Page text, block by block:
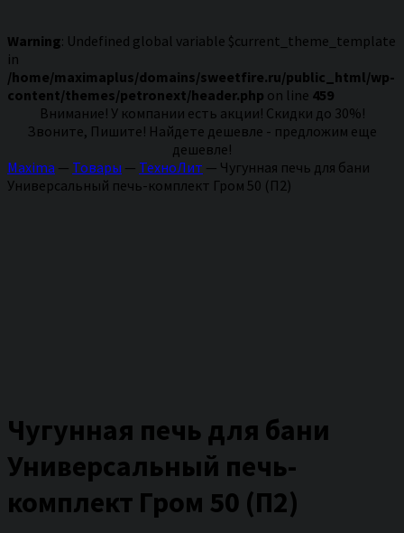
Warning: Undefined global variable $current_theme_template
in
/home/maximaplus/domains/sweetfire.ru/public_html/wp-
content/themes/petronext/header.php on line 459
Внимание! У компании есть акции! Скидки до 30%!
Звоните, Пишите! Найдете дешевле - предложим еще
дешевле!
Maxima — Товары — ТехноЛит — Чугунная печь для бани
Универсальный печь-комплект Гром 50 (П2)
Чугунная печь для бани
Универсальный печь-
комплект Гром 50 (П2)